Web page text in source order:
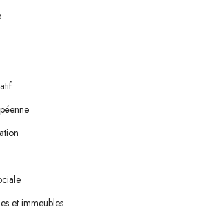
et immeubles